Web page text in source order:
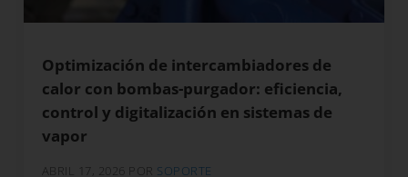
Optimización de intercambiadores de
calor con bombas-purgador: eficiencia,
control y digitalización en sistemas de
vapor
ABRIL 17, 2026 POR SOPORTE